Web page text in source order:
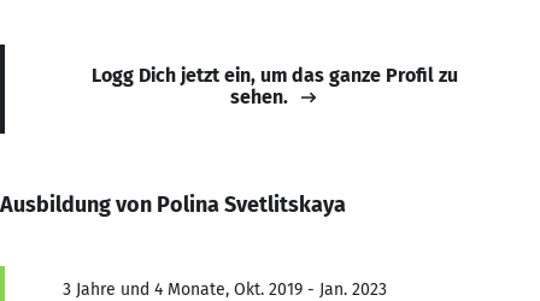
Logg Dich jetzt ein, um das ganze Profil zu
sehen.
Ausbildung von Polina Svetlitskaya
3 Jahre und 4 Monate, Okt. 2019 - Jan. 2023